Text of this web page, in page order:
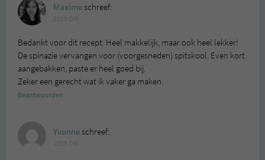
Maximeschreef:
Bedankt voor dit recept. Heel makkelijk, maar ook heel lekker!
De spinazie vervangen voor (voorgesneden) spitskool. Even kort
aangebakken, paste er heel goed bij.
Zeker een gerecht wat ik vaker ga maken.
Beantwoorden
Yvonneschreef: